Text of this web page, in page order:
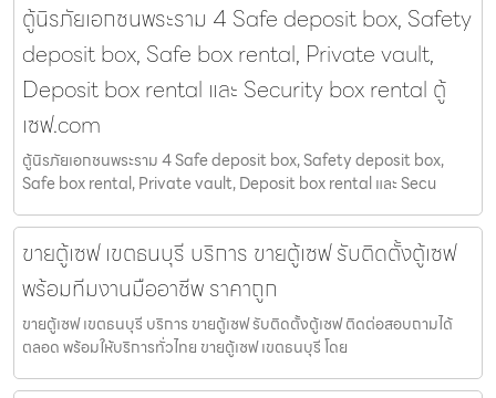
ตู้นิรภัยเอกชนพระราม 4 Safe deposit box, Safety
deposit box, Safe box rental, Private vault,
Deposit box rental และ Security box rental ตู้
เซฟ.com
ตู้นิรภัยเอกชนพระราม 4 Safe deposit box, Safety deposit box,
Safe box rental, Private vault, Deposit box rental และ Secu
ขายตู้เซฟ เขตธนบุรี บริการ ขายตู้เซฟ รับติดตั้งตู้เซฟ
พร้อมทีมงานมืออาชีพ ราคาถูก
ขายตู้เซฟ เขตธนบุรี บริการ ขายตู้เซฟ รับติดตั้งตู้เซฟ ติดต่อสอบถามได้
ตลอด พร้อมให้บริการทั่วไทย ขายตู้เซฟ เขตธนบุรี โดย